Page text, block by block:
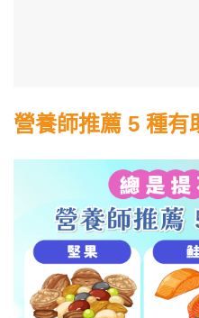
營養師推薦 5 種有